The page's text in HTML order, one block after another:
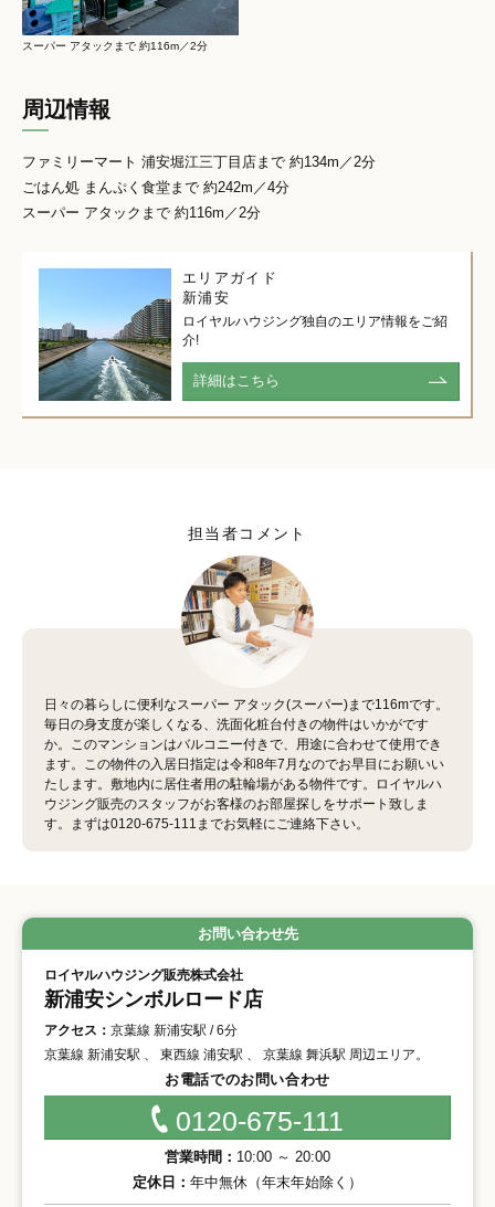
スーパー アタックまで 約116m／2分
周辺情報
ファミリーマート 浦安堀江三丁目店まで 約134m／2分
ごはん処 まんぷく食堂まで 約242m／4分
スーパー アタックまで 約116m／2分
エリアガイド
新浦安
ロイヤルハウジング独自のエリア情報をご紹
介!
詳細はこちら
担当者コメント
日々の暮らしに便利なスーパー アタック(スーパー)まで116mです。
毎日の身支度が楽しくなる、洗面化粧台付きの物件はいかがです
か。このマンションはバルコニー付きで、用途に合わせて使用でき
ます。この物件の入居日指定は令和8年7月なのでお早目にお願いい
たします。敷地内に居住者用の駐輪場がある物件です。ロイヤルハ
ウジング販売のスタッフがお客様のお部屋探しをサポート致しま
す。まずは0120-675-111までお気軽にご連絡下さい。
お問い合わせ先
ロイヤルハウジング販売株式会社
新浦安シンボルロード店
アクセス： 京葉線 新浦安駅 / 6分
京葉線 新浦安駅 、 東西線 浦安駅 、 京葉線 舞浜駅 周辺エリア。
お電話でのお問い合わせ
0120-675-111
営業時間： 10:00 ～ 20:00
定休日： 年中無休（年末年始除く）